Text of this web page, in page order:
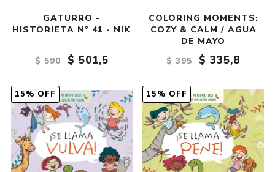
GATURRO -
HISTORIETA N° 41 - NIK
$ 590 $ 501,5
COLORING MOMENTS:
COZY & CALM / AGUA
DE MAYO
$ 395
$ 335,8
15% OFF 15% OFF